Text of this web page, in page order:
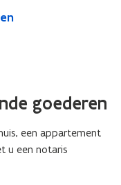
goederen
een appartement
u een notaris